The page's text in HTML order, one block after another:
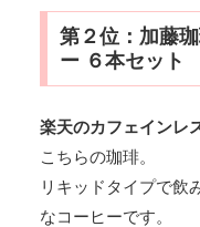
第２位：加藤
ー ６本セット
楽天のカフェインレ
こちらの珈琲。
リキッドタイプで飲
なコーヒーです。